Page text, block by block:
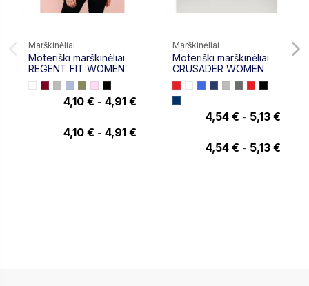
Marškinėliai
Moteriški marškinėliai
REGENT FIT WOMEN
4,10 € - 4,91 €
4,10 € - 4,91 €
Marškinėliai
Moteriški marškinėliai
CRUSADER WOMEN
4,54 € - 5,13 €
4,54 € - 5,13 €